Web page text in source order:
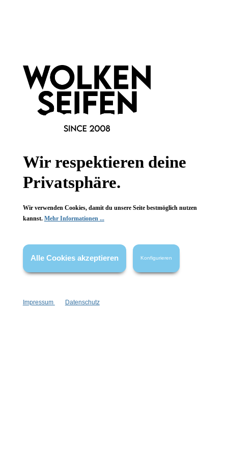
Informationen
Gesetzliche Informationen
Wissenswertes
Vertrag widerrufen
wenn nicht anders angegeben.
Wir respektieren deine
Privatsphäre.
Wir verwenden Cookies, damit du unsere Seite bestmöglich nutzen
kannst. Mehr Informationen ...
Alle Cookies akzeptieren Konfigurieren
Impressum Datenschutz